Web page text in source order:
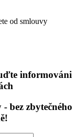
od smlouvy
informováni
bez zbytečného